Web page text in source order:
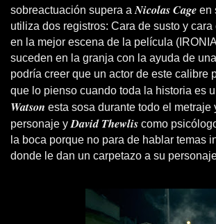
sobreactuación supera a Nicolas Cage en
utiliza dos registros: Cara de susto y
en la mejor escena de la película
suceden en la granja con la ayuda de
podría creer que un actor de este calibre
que lo pienso cuando toda la historia es
Watson esta sosa durante todo el
personaje y David Thewlis como
la boca porque no para de hablar temas
donde le dan un carpetazo a su